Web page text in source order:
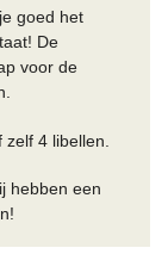
goed het
De
voor de
4 libellen.
hebben een